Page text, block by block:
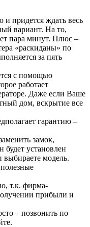
и придется ждать весь
вариант. На то,
пара минут. Плюс –
«раскиданы» по
за пять
с помощью
работает
Даже если Ваше
дом, вскрытие все
гарантию –
замок,
установлен
модель.
т.к. фирма-
прибыли и
– позвонить по